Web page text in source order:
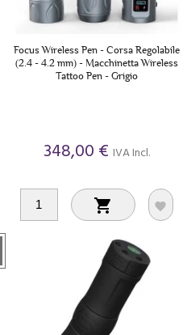
Focus Wireless Pen - Corsa Regolabile
(2.4 - 4.2 mm) - Macchinetta Wireless
Tattoo Pen - Grigio
348,00 € IVA Incl.
 